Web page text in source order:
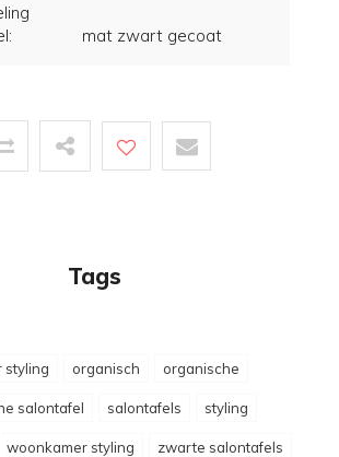
mat zwart gecoat
Tags
styling organisch organische
salontafel salontafels styling
woonkamer styling zwarte salontafels